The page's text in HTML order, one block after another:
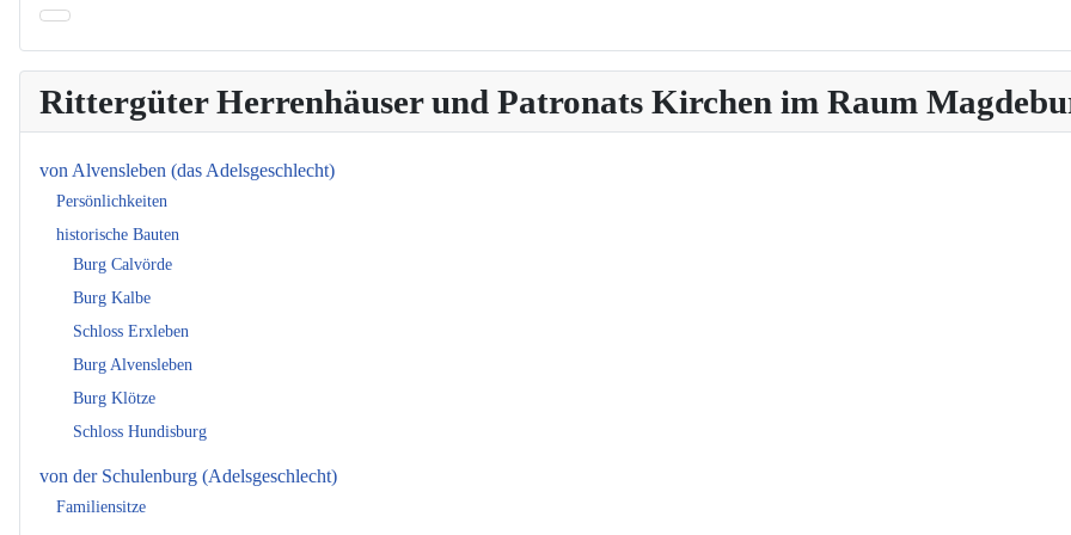
Rittergüter Herrenhäuser und Patronats Kirchen im Raum
von Alvensleben (das Adelsgeschlecht)
Persönlichkeiten
historische Bauten
Burg Calvörde
Burg Kalbe
Schloss Erxleben
Burg Alvensleben
Burg Klötze
Schloss Hundisburg
von der Schulenburg (Adelsgeschlecht)
Familiensitze